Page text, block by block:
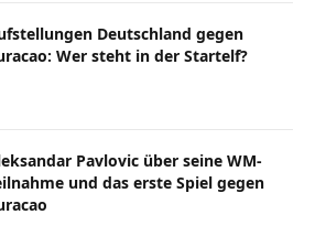
Deutschland gegen
Wer steht in der Startelf?
Pavlovic über seine WM-
und das erste Spiel gegen